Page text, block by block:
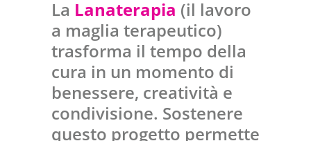
La Lanaterapia (il lavoro
a maglia terapeutico)
trasforma il tempo della
cura in un momento di
benessere, creatività e
condivisione. Sostenere
questo progetto permette